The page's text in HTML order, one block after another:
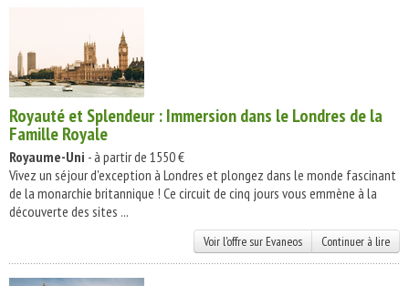
Royauté et Splendeur : Immersion dans le Londres de la
Famille Royale
Royaume-Uni - à partir de 1550 €
Vivez un séjour d'exception à Londres et plongez dans le monde fascinant
de la monarchie britannique ! Ce circuit de cinq jours vous emmène à la
découverte des sites ...
Voir l'offre sur Evaneos Continuer à lire